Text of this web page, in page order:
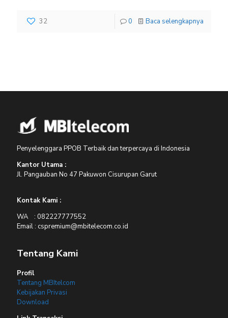
32 0 Baca selengkapnya
Penyelenggara PPOB Terbaik dan terpercaya di Indonesia
Kantor Utama :
Jl. Pangauban No 47 Pakuwon Cisurupan Garut
Kontak Kami :
WA : 082227777552
Email : cspremium@mbitelecom.co.id
Tentang Kami
Profil
Tentang MBItelcom
Kebijakan Privasi
Download